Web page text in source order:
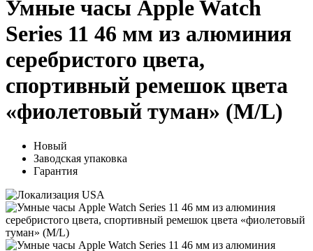
Умные часы Apple Watch
Series 11 46 мм из алюминия
серебристого цвета,
спортивный ремешок цвета
«фиолетовый туман» (M/L)
Новый
Заводская упаковка
Гарантия